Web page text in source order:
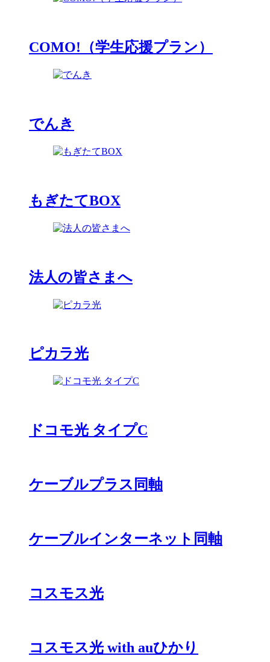
COMO!（学生応援プラン）
でんき
もぎたてBOX
法人の皆さまへ
ピカラ光
ドコモ光 タイプC
ケーブルプラス同軸
ケーブルインターネット同軸
コスモス光
コスモス光 with auひかり